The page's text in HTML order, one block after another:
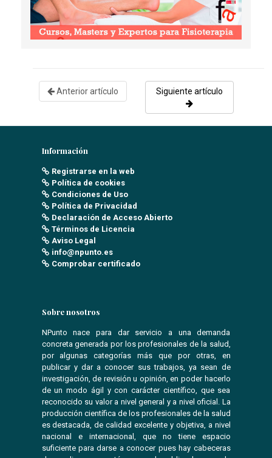
Anterior artículo Siguiente artículo
Información
Registrarse en la web
Política de cookies
Condiciones de Uso
Política de Privacidad
Declaración de Acceso Abierto
Términos de Licencia
Aviso Legal
info@npunto.es
Comprobar certificado
Sobre nosotros
NPunto nace para dar servicio a una demanda
concreta generada por los profesionales de la salud,
por algunas categorías más que por otras, en
publicar y dar a conocer sus trabajos, ya sean de
investigación, de revisión u opinión, en poder hacerlo
de un modo ágil y con carácter científico, que sea
reconocido su valor a nivel general y a nivel oficial. La
producción científica de los profesionales de la salud
es destacada, de calidad excelente y objetiva, a nivel
nacional e internacional, que no tiene espacio
suficiente para darse a conocer pues hay cabeceras